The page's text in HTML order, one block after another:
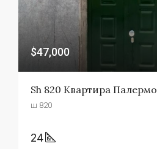
$47,000
Sh 820 Квартира Палермо
ш 820
24